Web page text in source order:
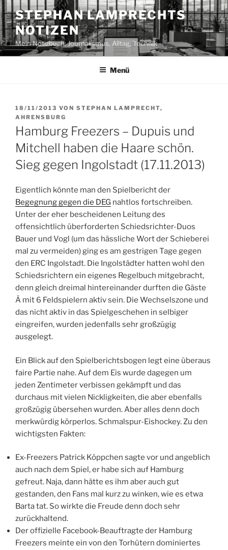
Zum
Inhalt
springen
STEPHAN LAMPRECHTS
NOTIZEN
Mein Notizbuch: Journalismus, Alltag, Technik
Menü
VERÖFFENTLICHT
AM
18/11/2013 VON STEPHAN LAMPRECHT,
AHRENSBURG
Hamburg Freezers – Dupuis und
Mitchell haben die Haare schön.
Sieg gegen Ingolstadt (17.11.2013)
Eigentlich könnte man den Spielbericht der
Begegnung gegen die DEG nahtlos fortschreiben.
Unter der eher bescheidenen Leitung des
offensichtlich überforderten Schiedsrichter-Duos
Bauer und Vogl (um das hässliche Wort der Schieberei
mal zu vermeiden) ging es am gestrigen Tage gegen
den ERC Ingolstadt. Die Ingolstädter hatten wohl den
Schiedsrichtern ein eigenes Regelbuch mitgebracht,
denn gleich dreimal hintereinander durften die Gäste
Â mit 6 Feldspielern aktiv sein. Die Wechselszone und
das nicht aktiv in das Spielgeschehen in selbiger
eingreifen, wurden jedenfalls sehr großzügig
ausgelegt.
Ein Blick auf den Spielberichtsbogen legt eine überaus
faire Partie nahe. Auf dem Eis wurde dagegen um
jeden Zentimeter verbissen gekämpft und das
durchaus mit vielen Nickligkeiten, die aber ebenfalls
großzügig übersehen wurden. Aber alles denn doch
merkwürdig körperlos. Schmalspur-Eishockey. Zu den
wichtigsten Fakten:
Ex-Freezers Patrick Köppchen sagte vor und angeblich
auch nach dem Spiel, er habe sich auf Hamburg
gefreut. Naja, dann hätte es ihm aber auch gut
gestanden, den Fans mal kurz zu winken, wie es etwa
Barta tat. So wirkte die Freude denn doch sehr
zurückhaltend.
Der offizielle Facebook-Beauftragte der Hamburg
Freezers meinte ein von den Torhütern dominiertes